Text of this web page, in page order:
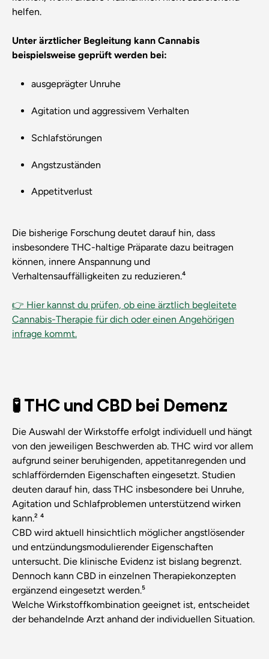
helfen.
Unter ärztlicher Begleitung kann Cannabis
beispielsweise geprüft werden bei:
ausgeprägter Unruhe
Agitation und aggressivem Verhalten
Schlafstörungen
Angstzuständen
Appetitverlust
Die bisherige Forschung deutet darauf hin, dass
insbesondere THC-haltige Präparate dazu beitragen
können, innere Anspannung und
Verhaltensauffälligkeiten zu reduzieren.⁴
👉 Hier kannst du prüfen, ob eine ärztlich begleitete
Cannabis-Therapie für dich oder einen Angehörigen
infrage kommt.
🧪 THC und CBD bei Demenz
Die Auswahl der Wirkstoffe erfolgt individuell und hängt
von den jeweiligen Beschwerden ab. THC wird vor allem
aufgrund seiner beruhigenden, appetitanregenden und
schlaffördernden Eigenschaften eingesetzt. Studien
deuten darauf hin, dass THC insbesondere bei Unruhe,
Agitation und Schlafproblemen unterstützend wirken
kann.² ⁴
CBD wird aktuell hinsichtlich möglicher angstlösender
und entzündungsmodulierender Eigenschaften
untersucht. Die klinische Evidenz ist bislang begrenzt.
Dennoch kann CBD in einzelnen Therapiekonzepten
ergänzend eingesetzt werden.⁵
Welche Wirkstoffkombination geeignet ist, entscheidet
der behandelnde Arzt anhand der individuellen Situation.